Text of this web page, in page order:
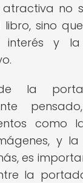
no
sino
interés y
la
como
y
es
la